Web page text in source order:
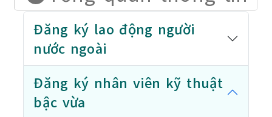
Đăng ký lao động người
nước ngoài
Đăng ký nhân viên kỹ thuật
bậc vừa